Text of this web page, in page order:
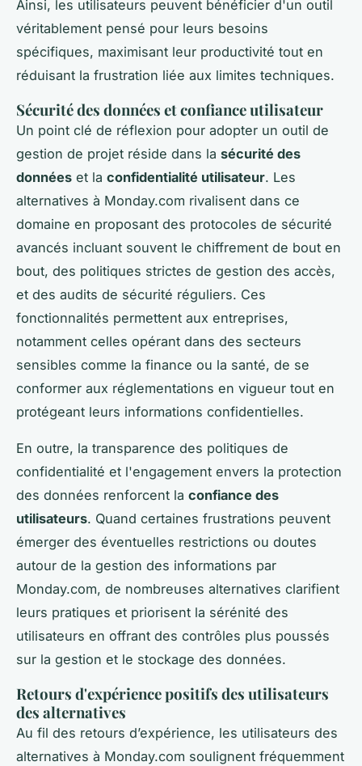
Ainsi, les utilisateurs peuvent bénéficier d'un outil
véritablement pensé pour leurs besoins
spécifiques, maximisant leur productivité tout en
réduisant la frustration liée aux limites techniques.
Sécurité des données et confiance utilisateur
Un point clé de réflexion pour adopter un outil de
gestion de projet réside dans la sécurité des
données et la confidentialité utilisateur. Les
alternatives à Monday.com rivalisent dans ce
domaine en proposant des protocoles de sécurité
avancés incluant souvent le chiffrement de bout en
bout, des politiques strictes de gestion des accès,
et des audits de sécurité réguliers. Ces
fonctionnalités permettent aux entreprises,
notamment celles opérant dans des secteurs
sensibles comme la finance ou la santé, de se
conformer aux réglementations en vigueur tout en
protégeant leurs informations confidentielles.
En outre, la transparence des politiques de
confidentialité et l'engagement envers la protection
des données renforcent la confiance des
utilisateurs. Quand certaines frustrations peuvent
émerger des éventuelles restrictions ou doutes
autour de la gestion des informations par
Monday.com, de nombreuses alternatives clarifient
leurs pratiques et priorisent la sérénité des
utilisateurs en offrant des contrôles plus poussés
sur la gestion et le stockage des données.
Retours d'expérience positifs des utilisateurs
des alternatives
Au fil des retours d’expérience, les utilisateurs des
alternatives à Monday.com soulignent fréquemment